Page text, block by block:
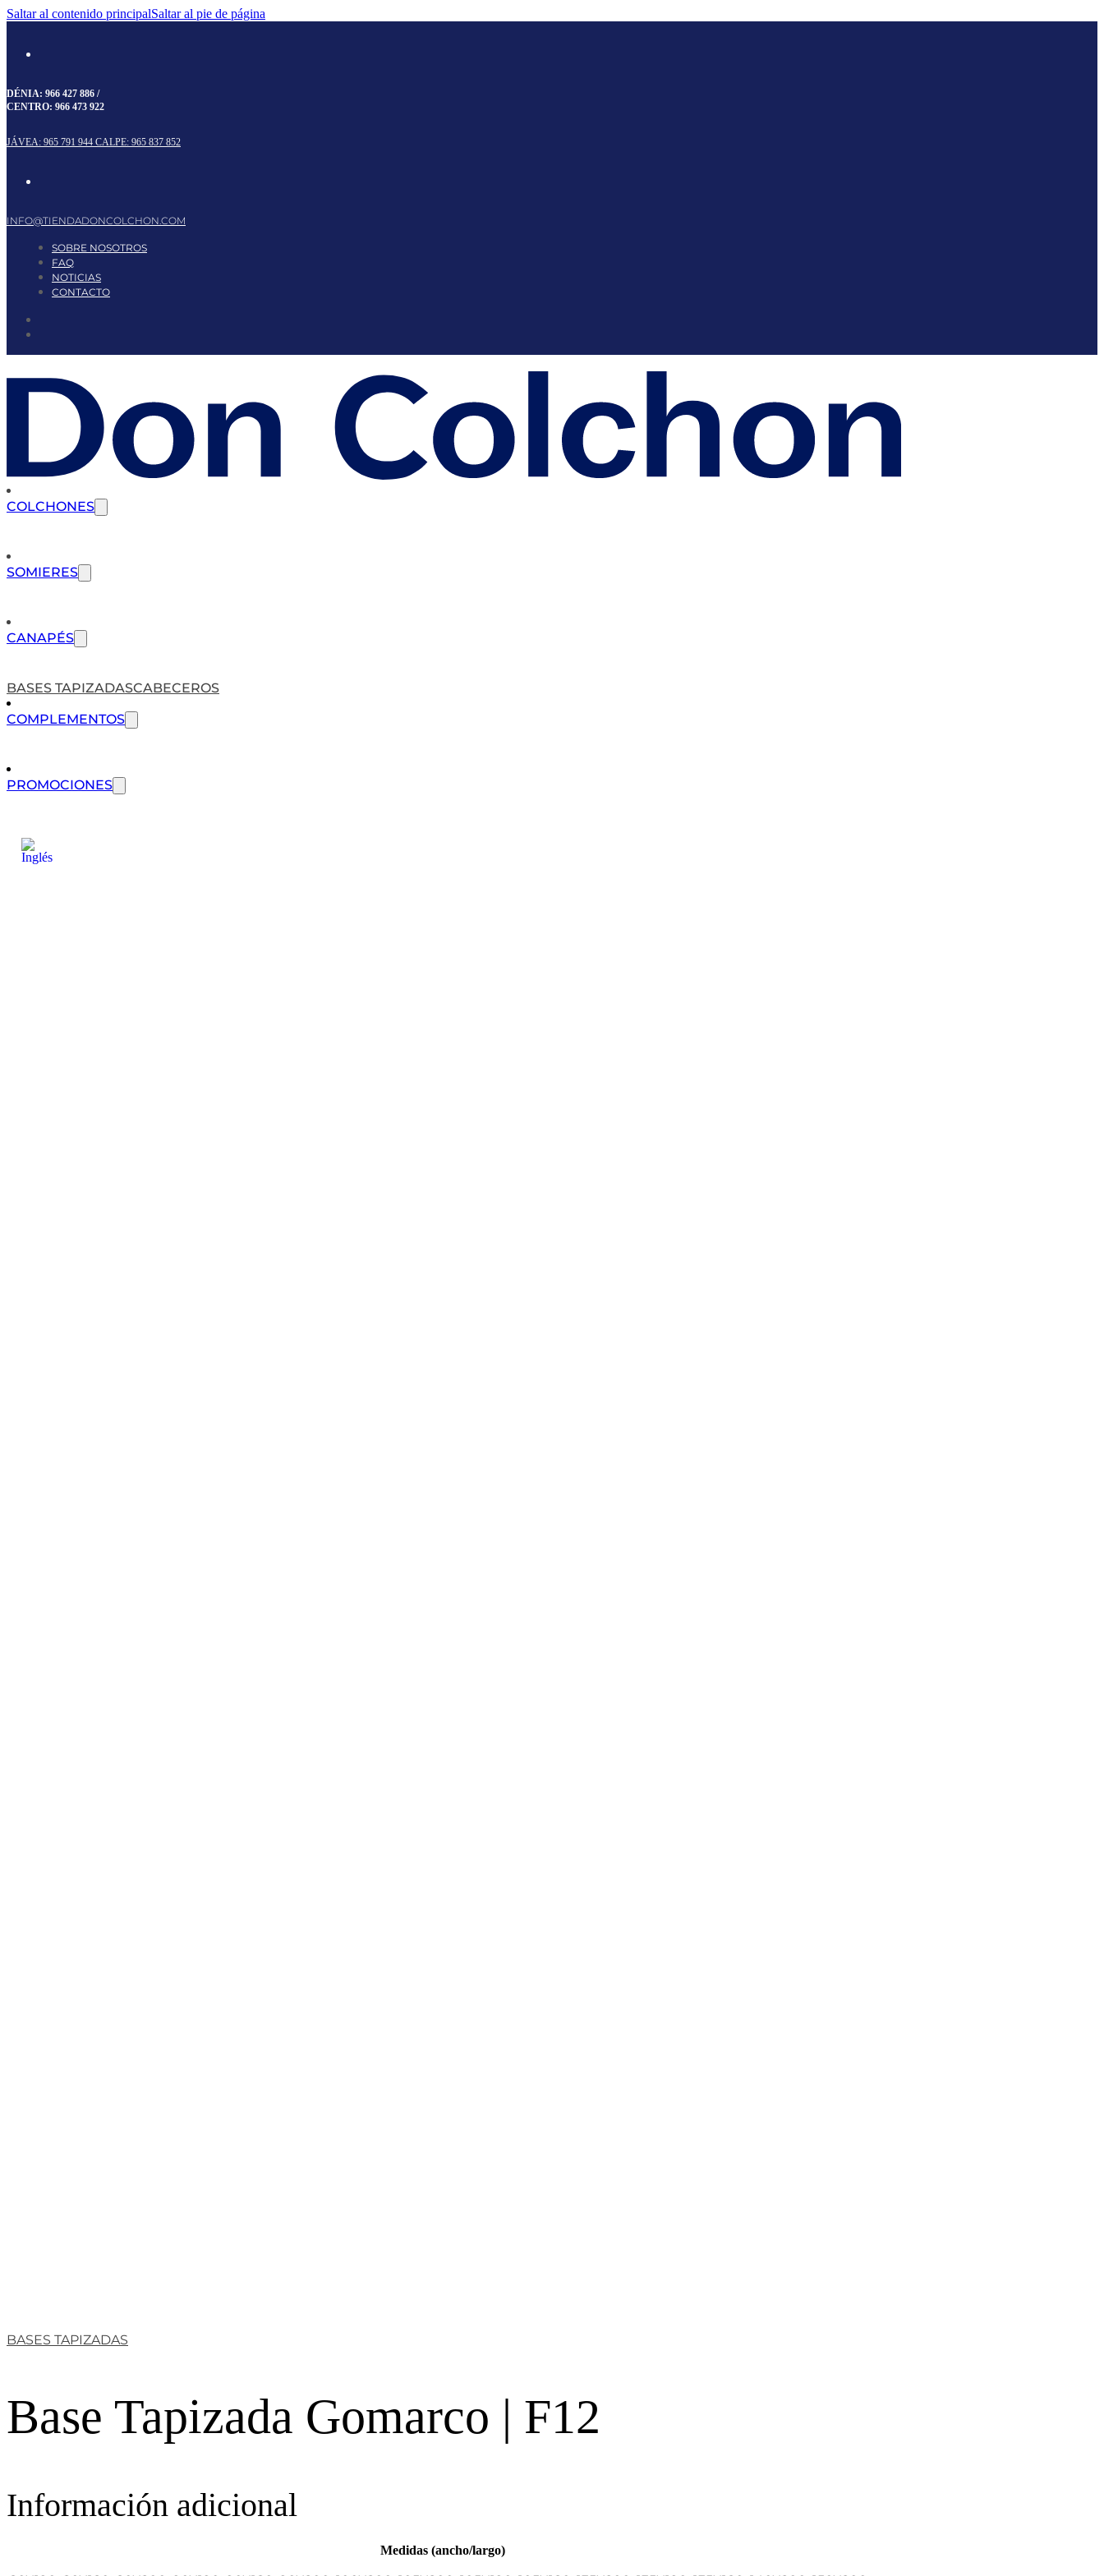
Saltar al contenido principalSaltar al pie de página
DÉNIA: 966 427 886 /
CENTRO: 966 473 922
JÁVEA: 965 791 944 CALPE: 965 837 852
INFO@TIENDADONCOLCHON.COM
SOBRE NOSOTROS
FAQ
NOTICIAS
CONTACTO
COLCHONES
SOMIERES
CANAPÉS
BASES TAPIZADASCABECEROS
COMPLEMENTOS
PROMOCIONES
BASES TAPIZADAS
Base Tapizada Gomarco | F12
Información adicional
Medidas (ancho/largo)